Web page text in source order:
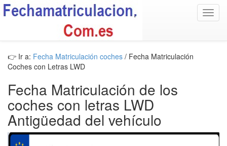
👉 Ir a: Fecha Matriculación coches / Fecha Matriculación
Coches con Letras LWD
Fecha Matriculación de los
coches con letras LWD
Antigüedad del vehículo